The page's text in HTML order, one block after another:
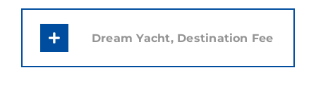
Dream Yacht, Destination Fee